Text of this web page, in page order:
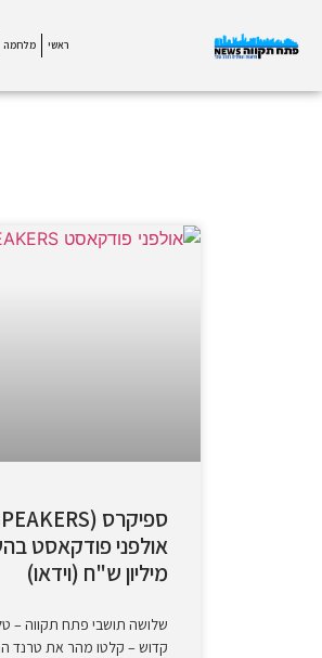
ראשי מלחמה
מיליון ש"ח (וידאו)
שלושה תושבי פתח תקווה – טל
קדוש – קלטו מהר את טרנד